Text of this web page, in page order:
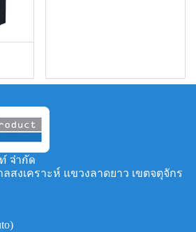
จำกัด
ลสงเคราะห์ แขวงลาดยาว เขตจตุจักร